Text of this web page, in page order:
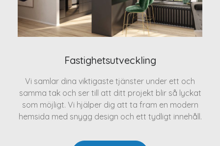
Fastighetsutveckling
Vi samlar dina viktigaste tjänster under ett och
samma tak och ser till att ditt projekt blir så lyckat
som möjligt. Vi hjälper dig att ta fram en modern
hemsida med snygg design och ett tydligt innehåll.